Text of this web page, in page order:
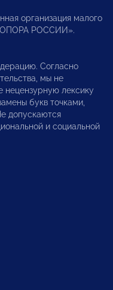
организация малого
«ОПОРА РОССИИ».
Согласно
мы не
лексику
букв точками,
допускаются
и социальной